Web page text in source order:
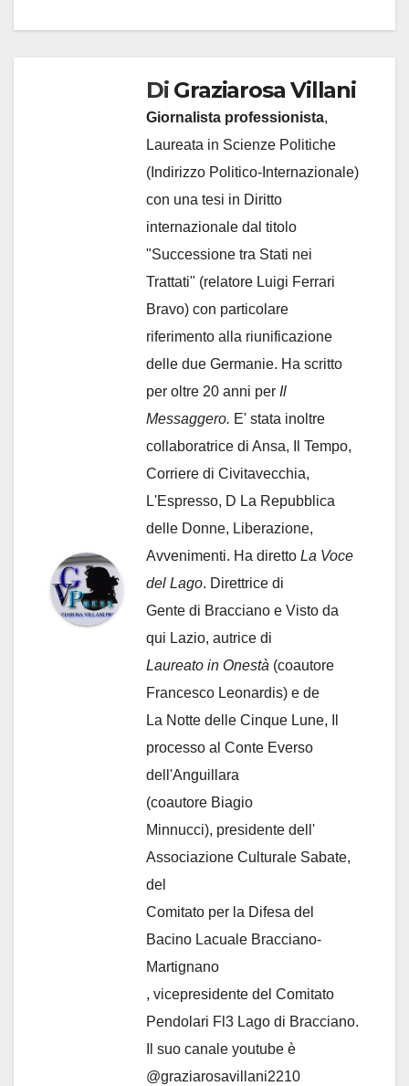
Di Graziarosa Villani
Giornalista professionista,
Laureata in Scienze Politiche
(Indirizzo Politico-Internazionale)
con una tesi in Diritto
internazionale dal titolo
"Successione tra Stati nei
Trattati" (relatore Luigi Ferrari
Bravo) con particolare
riferimento alla riunificazione
delle due Germanie. Ha scritto
per oltre 20 anni per Il
Messaggero. E' stata inoltre
collaboratrice di Ansa, Il Tempo,
Corriere di Civitavecchia,
L'Espresso, D La Repubblica
delle Donne, Liberazione,
Avvenimenti. Ha diretto La Voce
del Lago. Direttrice di
Gente di Bracciano e Visto da
qui Lazio, autrice di
Laureato in Onestà (coautore
Francesco Leonardis) e de
La Notte delle Cinque Lune, Il
processo al Conte Everso
dell'Anguillara
(coautore Biagio
Minnucci), presidente dell'
Associazione Culturale Sabate,
del
Comitato per la Difesa del
Bacino Lacuale Bracciano-
Martignano
, vicepresidente del Comitato
Pendolari Fl3 Lago di Bracciano.
Il suo canale youtube è
@graziarosavillani2210